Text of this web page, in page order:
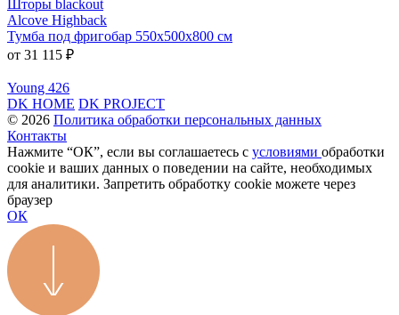
Шторы blackout
Alcove Highback
Тумба под фригобар 550x500x800 см
от 31 115 ₽
Young 426
DK HOME DK PROJECT
© 2026 Политика обработки персональных данных
Контакты
Нажмите “ОК”, если вы соглашаетесь с условиями обработки
cookie и ваших данных о поведении на сайте, необходимых
для аналитики. Запретить обработку cookie можете через
браузер
ОК